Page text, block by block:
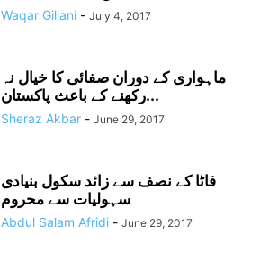
Waqar Gillani - July 4, 2017
ماہواری کے دوران صفائی کا خیال نہ
رکھنے کے باعث پاکستان...
Sheraz Akbar - June 29, 2017
فاٹا کے نصف سے زائد سکول بنیادی
سہولیات سے محروم
Abdul Salam Afridi - June 29, 2017